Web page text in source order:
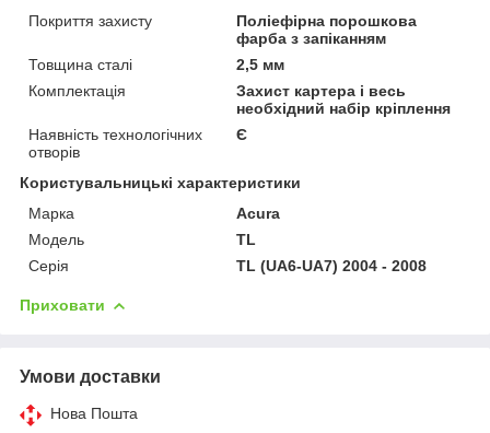
Покриття захисту
Поліефірна порошкова
фарба з запіканням
Товщина сталі
2,5 мм
Комплектація
Захист картера і весь
необхідний набір кріплення
Наявність технологічних
отворів
Є
Користувальницькі характеристики
Марка
Acura
Модель
TL
Серія
TL (UA6-UA7) 2004 - 2008
Приховати
Умови доставки
Нова Пошта